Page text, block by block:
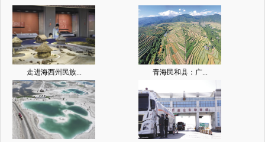
走进海西州民族... 青海民和县：广...